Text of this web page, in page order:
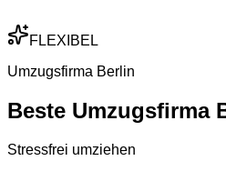
FLEXIBEL
Umzugsfirma Berlin
Beste Umzugsfirma
Stressfrei umziehen